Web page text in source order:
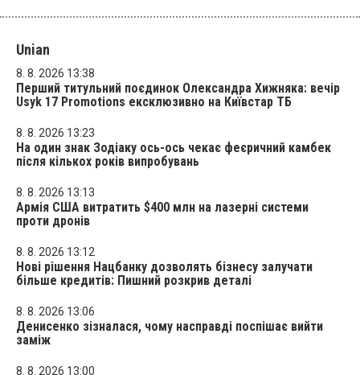
Unian
8. 8. 2026 13:38
Перший титульний поєдинок Олександра Хижняка: вечір
Usyk 17 Promotions ексклюзивно на Київстар ТБ
8. 8. 2026 13:23
На один знак Зодіаку ось-ось чекає феєричний камбек
після кількох років випробувань
8. 8. 2026 13:13
Армія США витратить $400 млн на лазерні системи
проти дронів
8. 8. 2026 13:12
Нові рішення Нацбанку дозволять бізнесу залучати
більше кредитів: Пишний розкрив деталі
8. 8. 2026 13:06
Денисенко зізналася, чому насправді поспішає вийти
заміж
8. 8. 2026 13:00